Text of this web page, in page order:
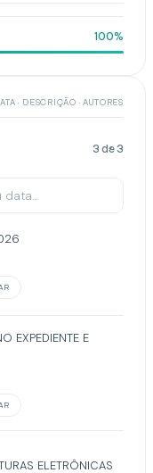
100%
· DESCRIÇÃO · AUTORES
3 de 3
EXPEDIENTE E
ELETRÔNICAS